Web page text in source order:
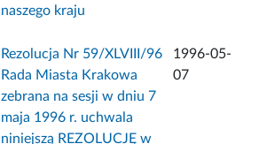
naszego kraju
Rezolucja Nr 59/XLVIII/96
Rada Miasta Krakowa
zebrana na sesji w dniu 7
maja 1996 r. uchwala
niniejszą REZOLUCJĘ w
1996-05-
07